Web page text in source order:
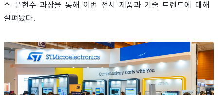
스 문현수 과장을 통해 이번 전시 제품과 기술 트렌드에 대해
살펴봤다.